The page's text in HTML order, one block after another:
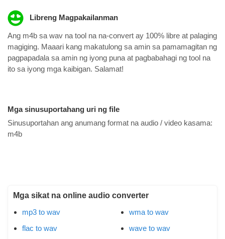
Libreng Magpakailanman
Ang m4b sa wav na tool na na-convert ay 100% libre at palaging
magiging. Maaari kang makatulong sa amin sa pamamagitan ng
pagpapadala sa amin ng iyong puna at pagbabahagi ng tool na
ito sa iyong mga kaibigan. Salamat!
Mga sinusuportahang uri ng file
Sinusuportahan ang anumang format na audio / video kasama:
m4b
Mga sikat na online audio converter
mp3 to wav
flac to wav
wma to wav
wave to wav